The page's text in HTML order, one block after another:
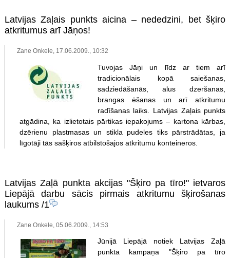
Latvijas Zaļais punkts aicina – nededzini, bet šķiro
atkritumus arī Jāņos!
Zane Onkele, 17.06.2009., 10:32
Tuvojas Jāņi un līdz ar tiem arī
tradicionālais kopā saiešanas,
sadziedāšanās, alus dzeršanas,
brangas ēšanas un arī atkritumu
radīšanas laiks. Latvijas Zaļais punkts
atgādina, ka izlietotais pārtikas iepakojums – kartona kārbas,
dzērienu plastmasas un stikla pudeles tiks pārstrādātas, ja
līgotāji tās sašķiros atbilstošajos atkritumu konteineros.
Latvijas Zaļā punkta akcijas "Šķiro pa tīro!" ietvaros
Liepājā darbu sācis pirmais atkritumu šķirošanas
laukums/1
Zane Onkele, 05.06.2009., 14:53
Jūnijā Liepājā notiek Latvijas Zaļā
punkta kampaņa "Šķiro pa tīro